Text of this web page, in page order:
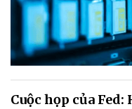
Cuộc họp của